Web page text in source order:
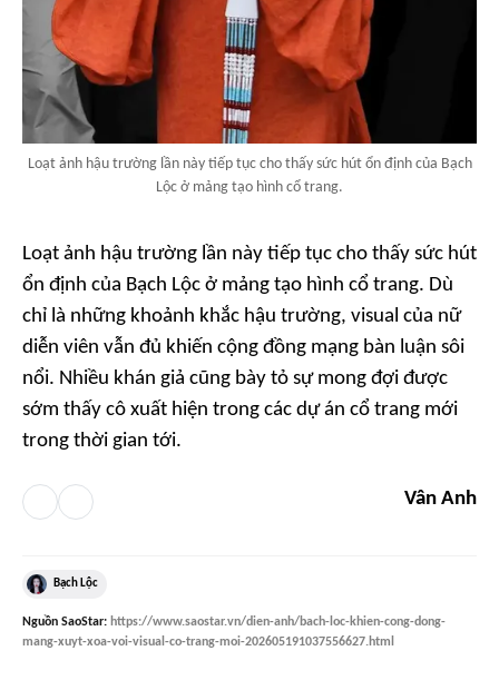
Loạt ảnh hậu trường lần này tiếp tục cho thấy sức hút ổn định của Bạch
Lộc ở mảng tạo hình cổ trang.
Loạt ảnh hậu trường lần này tiếp tục cho thấy sức hút
ổn định của Bạch Lộc ở mảng tạo hình cổ trang. Dù
chỉ là những khoảnh khắc hậu trường, visual của nữ
diễn viên vẫn đủ khiến cộng đồng mạng bàn luận sôi
nổi. Nhiều khán giả cũng bày tỏ sự mong đợi được
sớm thấy cô xuất hiện trong các dự án cổ trang mới
trong thời gian tới.
Vân Anh
Bạch Lộc
Nguồn SaoStar: https://www.saostar.vn/dien-anh/bach-loc-khien-cong-dong-
mang-xuyt-xoa-voi-visual-co-trang-moi-202605191037556627.html